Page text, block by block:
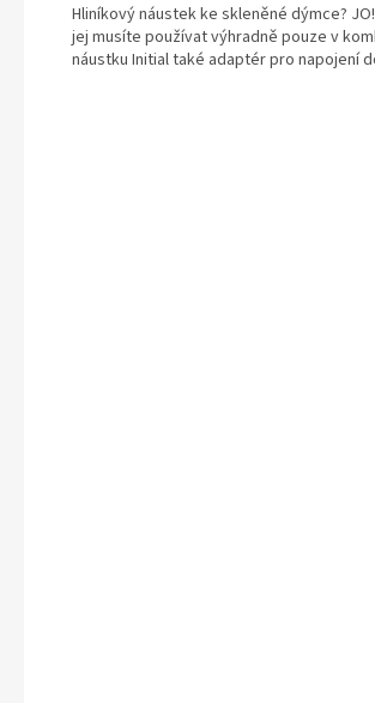
Hliníkový náustek ke skleněné dýmce? JO!
jej musíte používat výhradně pouze v
náustku Initial také adaptér pro napojení